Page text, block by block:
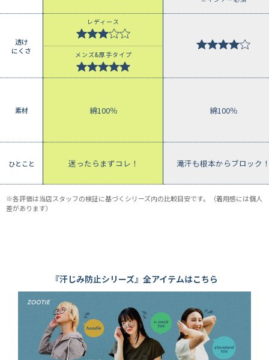
透け
にくさ
素材
ひとこと
んと感！
レディース
メンズ&厚手タイプ
綿100％
迷ったらまずコレ！
綿100％
滝汗も根本からブロック
※各評価は当店スタッフの検証に基づくシリーズ内の比較目安です。（着用感には個人
差があります）
『汗じみ防止シリーズ』全アイテムはこちら